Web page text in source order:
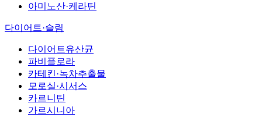
아미노산·케라틴
다이어트·슬림
다이어트유산균
파비플로라
카테킨·녹차추출물
모로실·시서스
카르니틴
가르시니아